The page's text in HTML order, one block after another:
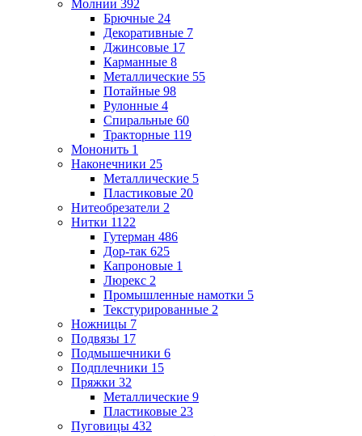
Молнии 392
Брючные 24
Декоративные 7
Джинсовые 17
Карманные 8
Металлические 55
Потайные 98
Рулонные 4
Спиральные 60
Тракторные 119
Мононить 1
Наконечники 25
Металлические 5
Пластиковые 20
Нитеобрезатели 2
Нитки 1122
Гутерман 486
Дор-так 625
Капроновые 1
Люрекс 2
Промышленные намотки 5
Текстурированные 2
Ножницы 7
Подвязы 17
Подмышечники 6
Подплечники 15
Пряжки 32
Металлические 9
Пластиковые 23
Пуговицы 432